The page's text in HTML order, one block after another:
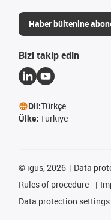
Haber bültenine
Bizi takip edin
Dil:Türkçe
Ülke: Türkiye
© igus, 2026 Data
Rules of procedure
Data protection settings